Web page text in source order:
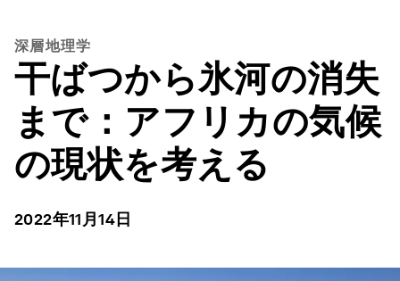
深層地理学
干ばつから氷河の消失
まで：アフリカの気候
の現状を考える
2022年11月14日